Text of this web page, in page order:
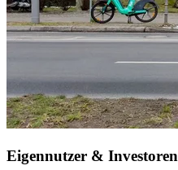
Eigennutzer & Investoren